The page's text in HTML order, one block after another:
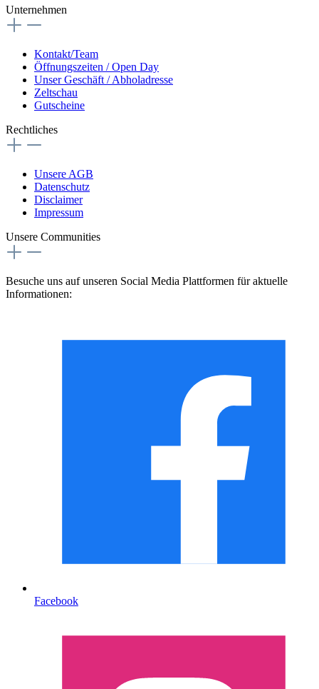
Unternehmen
Kontakt/Team
Öffnungszeiten / Open Day
Unser Geschäft / Abholadresse
Zeltschau
Gutscheine
Rechtliches
Unsere AGB
Datenschutz
Disclaimer
Impressum
Unsere Communities
Besuche uns auf unseren Social Media Plattformen für aktuelle
Informationen:
Facebook